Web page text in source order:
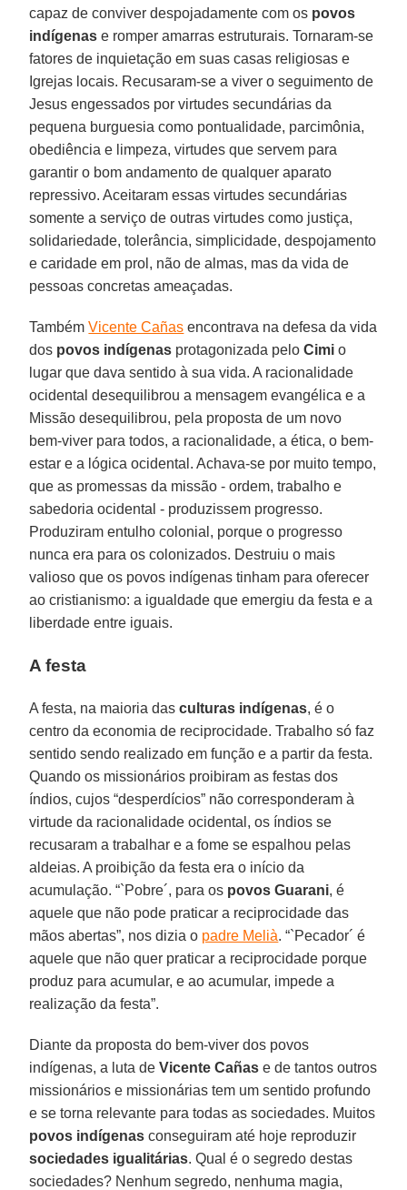
capaz de conviver despojadamente com os povos
indígenas e romper amarras estruturais. Tornaram-se
fatores de inquietação em suas casas religiosas e
Igrejas locais. Recusaram-se a viver o seguimento de
Jesus engessados por virtudes secundárias da
pequena burguesia como pontualidade, parcimônia,
obediência e limpeza, virtudes que servem para
garantir o bom andamento de qualquer aparato
repressivo. Aceitaram essas virtudes secundárias
somente a serviço de outras virtudes como justiça,
solidariedade, tolerância, simplicidade, despojamento
e caridade em prol, não de almas, mas da vida de
pessoas concretas ameaçadas.
TambémVicente Cañas encontrava na defesa da vida
dos povos indígenas protagonizada peloCimi o
lugar que dava sentido à sua vida. A racionalidade
ocidental desequilibrou a mensagem evangélica e a
Missão desequilibrou, pela proposta de um novo
bem-viver para todos, a racionalidade, a ética, o bem-
estar e a lógica ocidental. Achava-se por muito tempo,
que as promessas da missão - ordem, trabalho e
sabedoria ocidental - produzissem progresso.
Produziram entulho colonial, porque o progresso
nunca era para os colonizados. Destruiu o mais
valioso que os povos indígenas tinham para oferecer
ao cristianismo: a igualdade que emergiu da festa e a
liberdade entre iguais.
A festa
A festa, na maioria dasculturas indígenas, é o
centro da economia de reciprocidade. Trabalho só faz
sentido sendo realizado em função e a partir da festa.
Quando os missionários proibiram as festas dos
índios, cujos “desperdícios” não corresponderam à
virtude da racionalidade ocidental, os índios se
recusaram a trabalhar e a fome se espalhou pelas
aldeias. A proibição da festa era o início da
acumulação. “`Pobre´, para os povos Guarani, é
aquele que não pode praticar a reciprocidade das
mãos abertas”, nos dizia o padre Melià. “`Pecador´ é
aquele que não quer praticar a reciprocidade porque
produz para acumular, e ao acumular, impede a
realização da festa”.
Diante da proposta do bem-viver dos povos
indígenas, a luta deVicente Cañas e de tantos outros
missionários e missionárias tem um sentido profundo
e se torna relevante para todas as sociedades. Muitos
povos indígenas conseguiram até hoje reproduzir
sociedades igualitárias. Qual é o segredo destas
sociedades? Nenhum segredo, nenhuma magia,